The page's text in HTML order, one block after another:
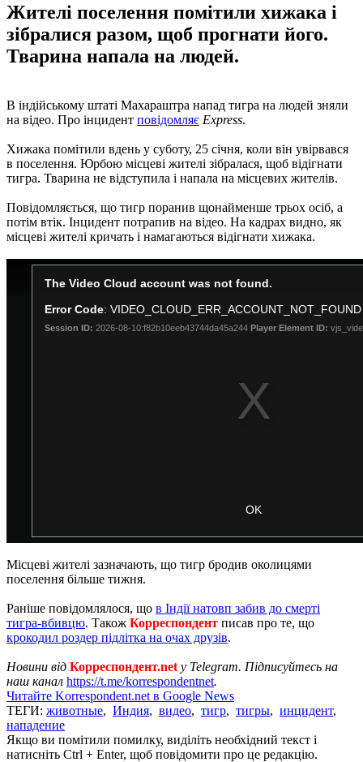
Жителі поселення помітили хижака і
зібралися разом, щоб прогнати його.
Тварина напала на людей.
В індійському штаті Махараштра напад тигра на людей зняли
на відео. Про інцидент повідомляє Express.
Хижака помітили вдень у суботу, 25 січня, коли він увірвався
в поселення. Юрбою місцеві жителі зібралася, щоб відігнати
тигра. Тварина не відступила і напала на місцевих жителів.
Повідомляється, що тигр поранив щонайменше трьох осіб, а
потім втік. Інцидент потрапив на відео. На кадрах видно, як
місцеві жителі кричать і намагаються відігнати хижака.
Місцеві жителі зазначають, що тигр бродив околицями
поселення більше тижня.
Раніше повідомлялося, що в Індії натовп забив до смерті
тигра-вбивцю. Також Корреспондент писав про те, що
крокодил роздер підлітка на очах друзів.
Новини від Корреспондент.net у Telegram. Підписуйтесь на
наш канал https://t.me/korrespondentnet.
Читайте Korrespondent.net в Google News
ТЕГИ: животные, Индия, видео, тигр, тигры, инцидент,
нападение
Якщо ви помітили помилку, виділіть необхідний текст і
натисніть Ctrl + Enter, щоб повідомити про це редакцію.